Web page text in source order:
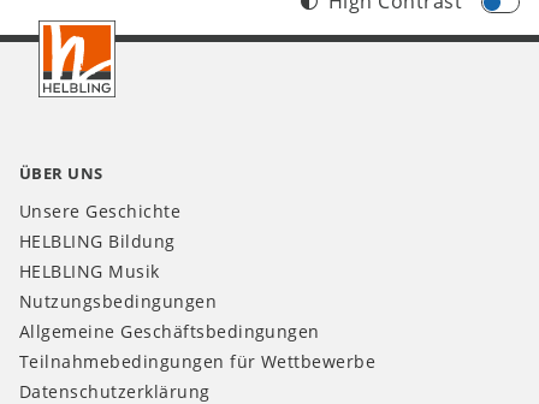
Footer
CH
ÜBER UNS
Unsere Geschichte
HELBLING Bildung
HELBLING Musik
Nutzungsbedingungen
Allgemeine Geschäftsbedingungen
Teilnahmebedingungen für Wettbewerbe
Datenschutzerklärung